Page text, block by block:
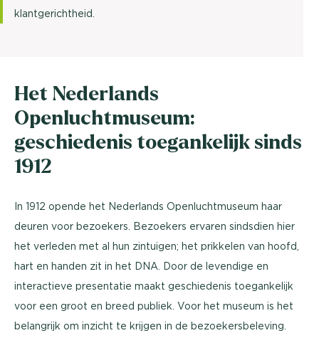
klantgerichtheid.
Het Nederlands
Openluchtmuseum:
geschiedenis toegankelijk sinds
1912
In 1912 opende het Nederlands Openluchtmuseum haar
deuren voor bezoekers. Bezoekers ervaren sindsdien hier
het verleden met al hun zintuigen; het prikkelen van hoofd,
hart en handen zit in het DNA. Door de levendige en
interactieve presentatie maakt geschiedenis toegankelijk
voor een groot en breed publiek. Voor het museum is het
belangrijk om inzicht te krijgen in de bezoekersbeleving.